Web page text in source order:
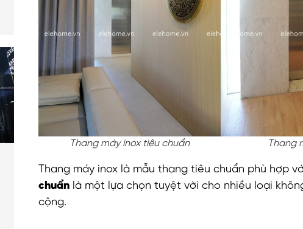
Thang máy inox tiêu chuẩn Thang
Thang máy inox là mẫu thang tiêu chuẩn phù hợp
chuẩnlà một lựa chọn tuyệt vời cho nhiều loại
cộng.